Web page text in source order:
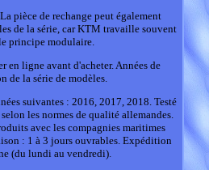
pièce de rechange peut également
de la série, car KTM travaille souvent
principe modulaire.
en ligne avant d'acheter. Années de
de la série de modèles.
suivantes : 2016, 2017, 2018. Testé
les normes de qualité allemandes.
avec les compagnies maritimes
: 1 à 3 jours ouvrables. Expédition
(du lundi au vendredi).